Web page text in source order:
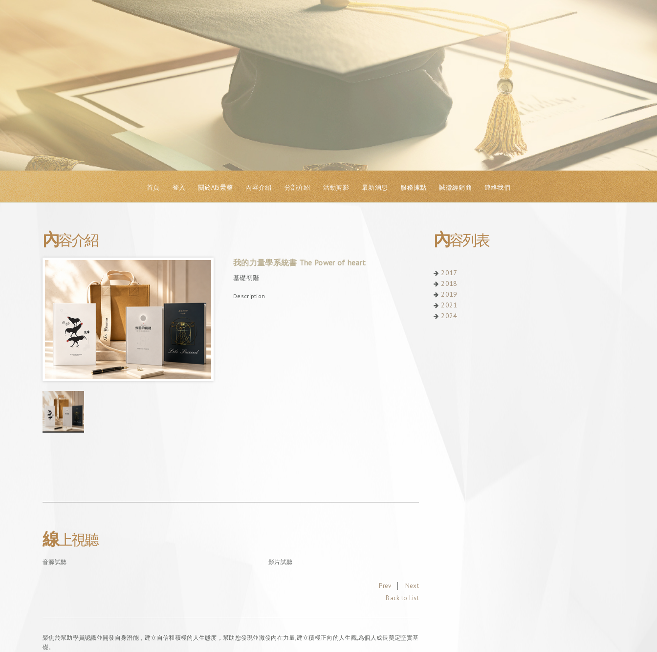
首頁 登入 關於AIS纍整 內容介紹 分部介紹 活動剪影 最新消息 服務據點 誠徵經銷商 連絡我們
內容介紹
我的力量學系統書 The Power of heart
基礎初階
Description
線上視聽
音源試聽 影片試聽
Prev
Next
Back to List
聚焦於幫助學員認識並開發自身潛能，建立自信和積極的人生態度，幫助您發現並激發內在力量,建立積極正向的人生觀,為個人成長奠定堅實基
礎。
內容列表
2017
2018
2019
2021
2024